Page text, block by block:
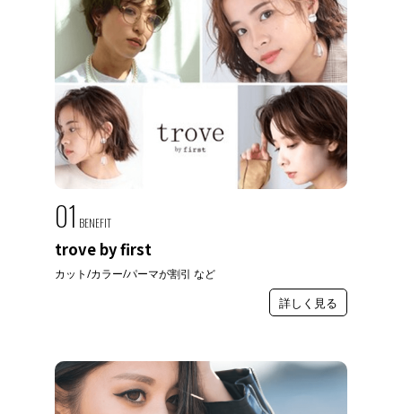
01 BENEFIT
trove by first
カット/カラー/パーマが割引 など
詳しく見る